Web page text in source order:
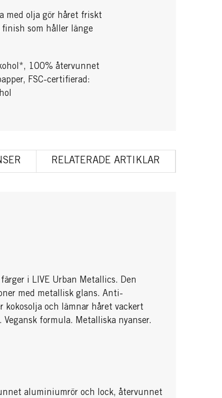
med olja gör håret friskt
som håller länge
100% återvunnet
FSC-certifierad:
RELATERADE ARTIKLAR
i LIVE Urban Metallics. Den
med metallisk glans. Anti-
och lämnar håret vackert
formula. Metalliska nyanser.
aluminiumrör och lock, återvunnet